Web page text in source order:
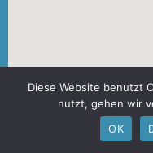
Diese Website benutzt
nutzt, gehen wir
OK